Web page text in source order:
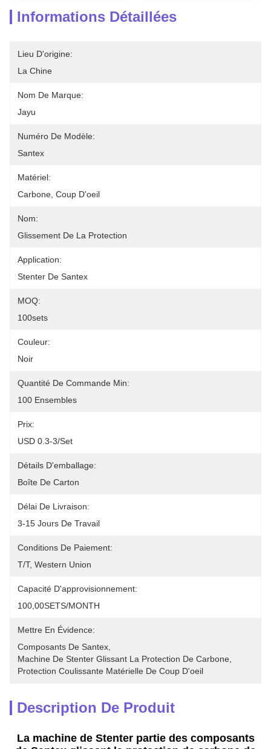
Informations Détaillées
Lieu D'origine:
La Chine
Nom De Marque:
Jayu
Numéro De Modèle:
Santex
Matériel:
Carbone, Coup D'oeil
Nom:
Glissement De La Protection
Application:
Stenter De Santex
MOQ:
100sets
Couleur:
Noir
Quantité De Commande Min:
100 Ensembles
Prix:
USD 0.3-3/set
Détails D'emballage:
Boîte De Carton
Délai De Livraison:
3-15 Jours De Travail
Conditions De Paiement:
T/T, Western Union
Capacité D'approvisionnement:
100,00SETS/MONTH
Mettre En Évidence:
Composants De Santex
Machine De Stenter Glissant La Protection De Carbone
Protection Coulissante Matérielle De Coup D'oeil
Description De Produit
La machine de Stenter partie des composants